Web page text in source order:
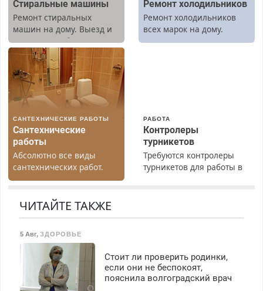
Стиральные машины
Ремонт стиральных
машин на дому. Выезд и
диагностика бесплатно.
Предусмотрены скидки.
Ремонт холодильников
Ремонт холодильников
всех марок на дому.
САНТЕХНИЧЕСКИЕ РАБОТЫ
Сантехнические
работы
Абсолютно все виды
сантехнических работ.
Быстро. Качественно.
РАБОТА
Контролеры
турникетов
Требуются контролеры
турникетов для работы в
Ежемесячно
выплачивается денежная
премия. Возможно
ЧИТАЙТЕ ТАКЖЕ
5 Авг, ЗДОРОВЬЕ
Стоит ли проверить родинки,
если они не беспокоят,
пояснила волгоградский врач